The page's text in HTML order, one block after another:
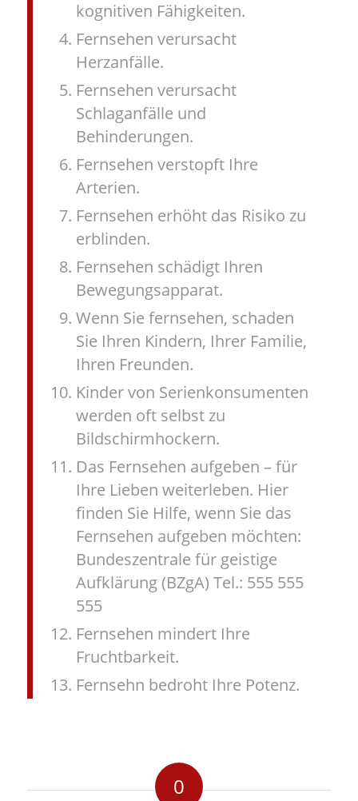
kognitiven Fähigkeiten.
Fernsehen verursacht
Herzanfälle.
Fernsehen verursacht
Schlaganfälle und
Behinderungen.
Fernsehen verstopft Ihre
Arterien.
Fernsehen erhöht das Risiko zu
erblinden.
Fernsehen schädigt Ihren
Bewegungsapparat.
Wenn Sie fernsehen, schaden
Sie Ihren Kindern, Ihrer Familie,
Ihren Freunden.
Kinder von Serienkonsumenten
werden oft selbst zu
Bildschirmhockern.
Das Fernsehen aufgeben – für
Ihre Lieben weiterleben. Hier
finden Sie Hilfe, wenn Sie das
Fernsehen aufgeben möchten:
Bundeszentrale für geistige
Aufklärung (BZgA) Tel.: 555 555
555
Fernsehen mindert Ihre
Fruchtbarkeit.
Fernsehn bedroht Ihre Potenz.
0